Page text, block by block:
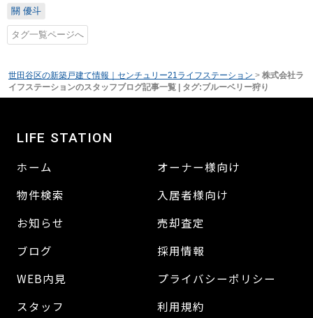
關 優斗
タグ一覧ページへ
世田谷区の新築戸建て情報｜センチュリー21ライフステーション > 株式会社ラ
イフステーションのスタッフブログ記事一覧 | タグ:ブルーベリー狩り
LIFE STATION
ホーム
物件検索
お知らせ
ブログ
WEB内見
スタッフ
オーナー様向け
入居者様向け
売却査定
採用情報
プライバシーポリシー
利用規約